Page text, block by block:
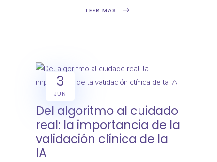
LEER MAS
3
JUN
Del algoritmo al cuidado
real: la importancia de la
validación clínica de la
IA